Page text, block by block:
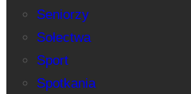
Seniorzy
Sołectwa
Sport
Spotkania